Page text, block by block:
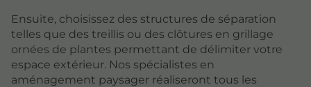
Ensuite, choisissez des structures de séparation
telles que des treillis ou des clôtures en grillage
ornées de plantes permettant de délimiter votre
espace extérieur. Nos spécialistes en
aménagement paysager réaliseront tous les